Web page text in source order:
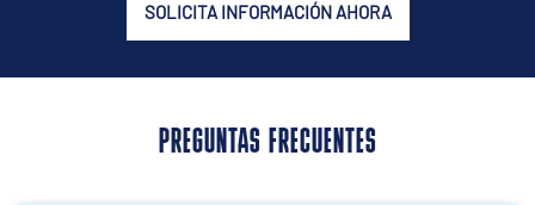
SOLICITA INFORMACIÓN AHORA
PREGUNTAS FRECUENTES